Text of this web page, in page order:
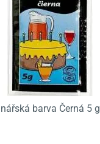
barva Černá 5 g